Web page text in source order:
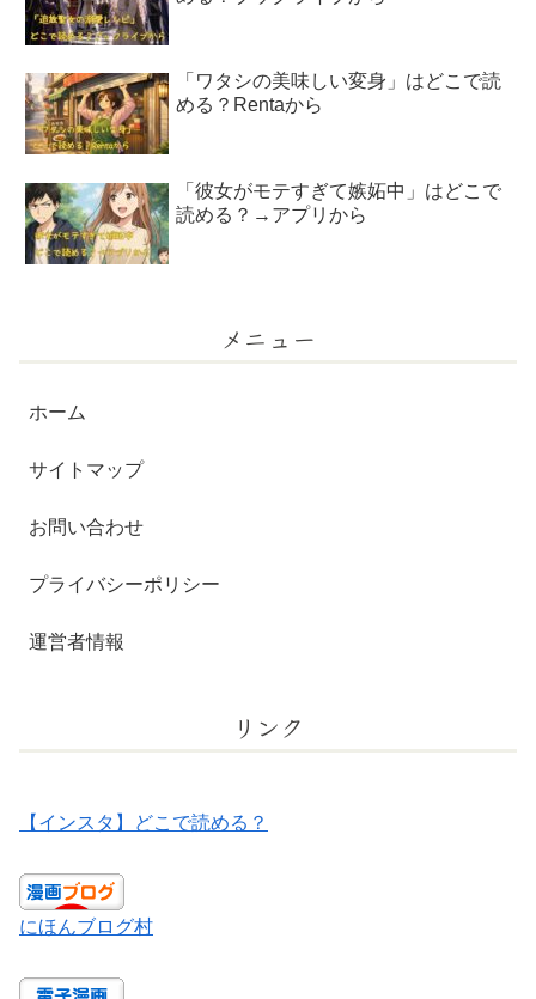
「ワタシの美味しい変身」はどこで読
める？Rentaから
「彼女がモテすぎて嫉妬中」はどこで
読める？→アプリから
メニュー
ホーム
サイトマップ
お問い合わせ
プライバシーポリシー
運営者情報
リンク
【インスタ】どこで読める？
にほんブログ村